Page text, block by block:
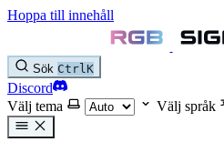
Hoppa till innehåll
Sök CtrlK
Discord
Välj tema
Välj språk